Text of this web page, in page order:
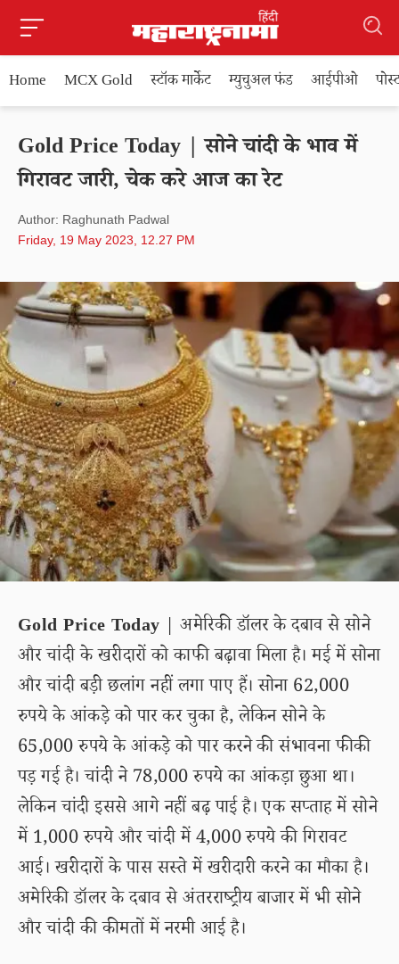
Home MCX Gold स्टॉक मार्केट म्युचुअल फंड आईपीओ
Gold Price Today | सोने चांदी के भाव में
गिरावट जारी, चेक करे आज का रेट
Author: Raghunath Padwal
Friday, 19 May 2023, 12.27 PM
Gold Price Today | अमेरिकी डॉलर के दबाव से सोने
और चांदी के खरीदारों को काफी बढ़ावा मिला है। मई में सोना
और चांदी बड़ी छलांग नहीं लगा पाए हैं। सोना 62,000
रुपये के आंकड़े को पार कर चुका है, लेकिन सोने के
65,000 रुपये के आंकड़े को पार करने की संभावना फीकी
पड़ गई है। चांदी ने 78,000 रुपये का आंकड़ा छुआ था।
लेकिन चांदी इससे आगे नहीं बढ़ पाई है। एक सप्ताह में सोने
में 1,000 रुपये और चांदी में 4,000 रुपये की गिरावट
आई। खरीदारों के पास सस्ते में खरीदारी करने का मौका है।
अमेरिकी डॉलर के दबाव से अंतरराष्ट्रीय बाजार में भी सोने
और चांदी की कीमतों में नरमी आई है।